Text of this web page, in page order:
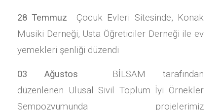
28 Temmuz
Çocuk Evleri Sitesinde, Konak
Musiki Derneği, Usta Öğreticiler Derneği ile ev
yemekleri şenliği düzendi
03 Ağustos BİLSAM tarafından
düzenlenen Ulusal Sivil Toplum İyi Örnekler
Sempozyumunda projelerimiz